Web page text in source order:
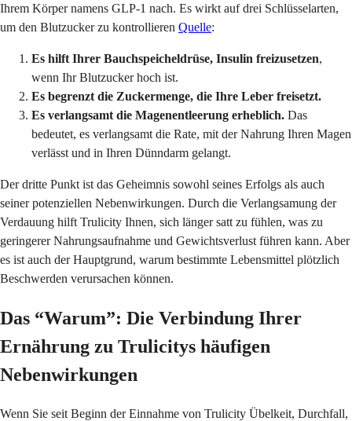
Ihrem Körper namens GLP-1 nach. Es wirkt auf drei Schlüsselarten,
um den Blutzucker zu kontrollieren Quelle:
Es hilft Ihrer Bauchspeicheldrüse, Insulin freizusetzen,
wenn Ihr Blutzucker hoch ist.
Es begrenzt die Zuckermenge, die Ihre Leber freisetzt.
Es verlangsamt die Magenentleerung erheblich. Das
bedeutet, es verlangsamt die Rate, mit der Nahrung Ihren Magen
verlässt und in Ihren Dünndarm gelangt.
Der dritte Punkt ist das Geheimnis sowohl seines Erfolgs als auch
seiner potenziellen Nebenwirkungen. Durch die Verlangsamung der
Verdauung hilft Trulicity Ihnen, sich länger satt zu fühlen, was zu
geringerer Nahrungsaufnahme und Gewichtsverlust führen kann. Aber
es ist auch der Hauptgrund, warum bestimmte Lebensmittel plötzlich
Beschwerden verursachen können.
Das “Warum”: Die Verbindung Ihrer
Ernährung zu Trulicitys häufigen
Nebenwirkungen
Wenn Sie seit Beginn der Einnahme von Trulicity Übelkeit, Durchfall,